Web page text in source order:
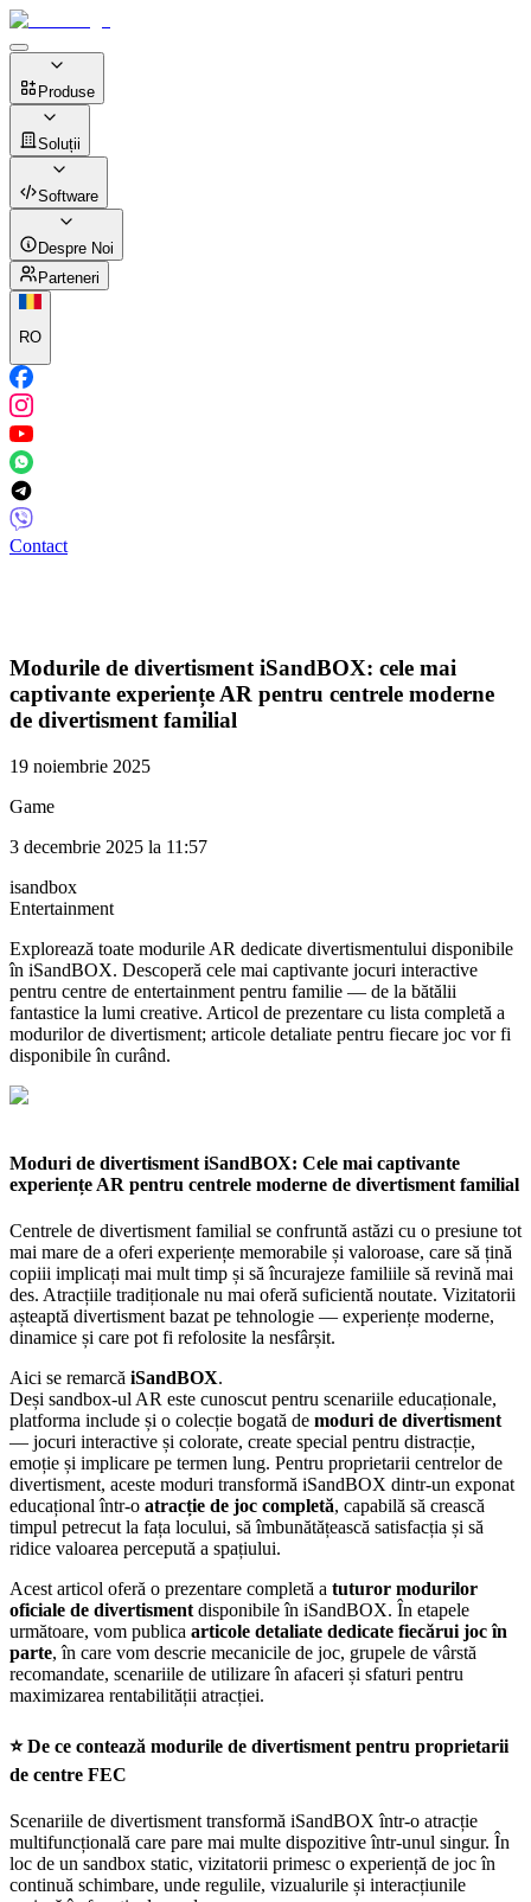
Produse
Soluții
Software
Despre Noi
Parteneri
RO
Contact
Modurile de divertisment iSandBOX: cele mai
captivante experiențe AR pentru centrele moderne
de divertisment familial
19 noiembrie 2025
Game
3 decembrie 2025 la 11:57
isandbox
Entertainment
Explorează toate modurile AR dedicate divertismentului disponibile
în iSandBOX. Descoperă cele mai captivante jocuri interactive
pentru centre de entertainment pentru familie — de la bătălii
fantastice la lumi creative. Articol de prezentare cu lista completă a
modurilor de divertisment; articole detaliate pentru fiecare joc vor fi
disponibile în curând.
Moduri de divertisment iSandBOX: Cele mai captivante
experiențe AR pentru centrele moderne de divertisment familial
Centrele de divertisment familial se confruntă astăzi cu o presiune tot
mai mare de a oferi experiențe memorabile și valoroase, care să țină
copiii implicați mai mult timp și să încurajeze familiile să revină mai
des. Atracțiile tradiționale nu mai oferă suficientă noutate. Vizitatorii
așteaptă divertisment bazat pe tehnologie — experiențe moderne,
dinamice și care pot fi refolosite la nesfârșit.
Aici se remarcă iSandBOX.
Deși sandbox-ul AR este cunoscut pentru scenariile educaționale,
platforma include și o colecție bogată de moduri de divertisment
— jocuri interactive și colorate, create special pentru distracție,
emoție și implicare pe termen lung. Pentru proprietarii centrelor de
divertisment, aceste moduri transformă iSandBOX dintr-un exponat
educațional într-o atracție de joc completă, capabilă să crească
timpul petrecut la fața locului, să îmbunătățească satisfacția și să
ridice valoarea percepută a spațiului.
Acest articol oferă o prezentare completă a tuturor modurilor
oficiale de divertisment disponibile în iSandBOX. În etapele
următoare, vom publica articole detaliate dedicate fiecărui joc în
parte, în care vom descrie mecanicile de joc, grupele de vârstă
recomandate, scenariile de utilizare în afaceri și sfaturi pentru
maximizarea rentabilității atracției.
⭐ De ce contează modurile de divertisment pentru proprietarii
de centre FEC
Scenariile de divertisment transformă iSandBOX într-o atracție
multifuncțională care pare mai multe dispozitive într-unul singur. În
loc de un sandbox static, vizitatorii primesc o experiență de joc în
continuă schimbare, unde regulile, vizualurile și interacțiunile